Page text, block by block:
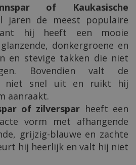
of Kaukasische
jaren de meest populaire
hij heeft een mooie
donkergroene en
en stevige takken die niet
Bovendien valt de
niet snel uit en ruikt hij
aanraakt.
of zilverspar heeft een
vorm met afhangende
grijzig-blauwe en zachte
hij heerlijk en valt hij niet